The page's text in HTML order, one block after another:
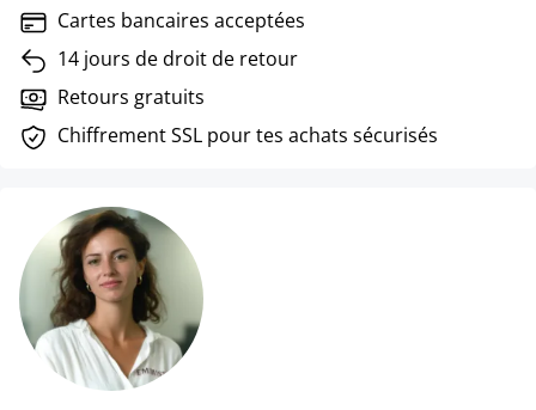
Cartes bancaires acceptées
14 jours de droit de retour
Retours gratuits
Chiffrement SSL pour tes achats sécurisés